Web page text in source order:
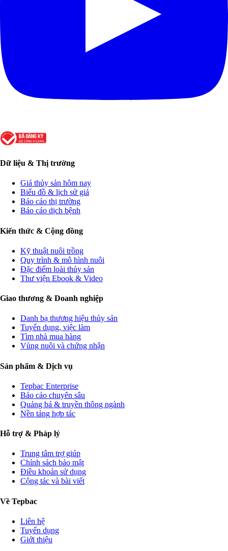
Dữ liệu & Thị trường
Giá thủy sản hôm nay
Biểu đồ & lịch sử giá
Báo cáo thị trường
Báo cáo dịch bệnh
Kiến thức & Cộng đồng
Kỹ thuật nuôi trồng
Quy trình & mô hình nuôi
Đặc điểm loài thủy sản
Thư viện Ebook & Video
Giao thương & Doanh nghiệp
Danh bạ thương hiệu thủy sản
Tuyển dụng, việc làm
Tìm nhà mua hàng
Vùng nuôi và chứng nhận
Sản phẩm & Dịch vụ
Tepbac Enterprise
Báo cáo chuyên sâu
Quảng bá & truyền thông ngành
Nền tảng hợp tác
Hỗ trợ & Pháp lý
Trung tâm trợ giúp
Chính sách bảo mật
Điều khoản sử dụng
Cộng tác và bài viết
Về Tepbac
Liên hệ
Tuyển dụng
Giới thiệu